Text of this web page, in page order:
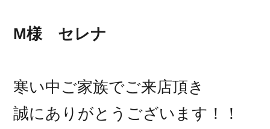
M様 セレナ
寒い中ご家族でご来店頂き
誠にありがとうございます！！